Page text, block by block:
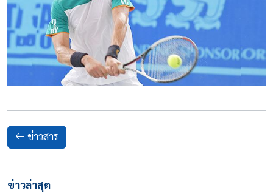
ข่าวสาร
ข่าวล่าสุด